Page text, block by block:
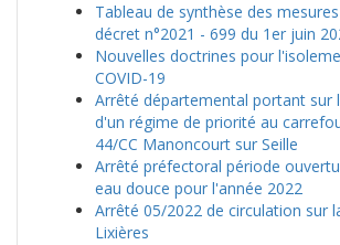
Tableau de synthèse des
décret n°2021 - 699 du 1er juin
Nouvelles doctrines pour
COVID-19
Arrêté départemental portant sur
d'un régime de priorité au
44/CC Manoncourt sur Seille
Arrêté préfectoral période
eau douce pour l'année 2022
Arrêté 05/2022 de circulation sur
Lixières